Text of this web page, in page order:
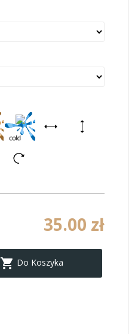
35.00 zł
 Do Koszyka